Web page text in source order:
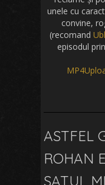
unele cu
convine,
(recomand
episodul
ASTFEL
ROHAN
SATUL